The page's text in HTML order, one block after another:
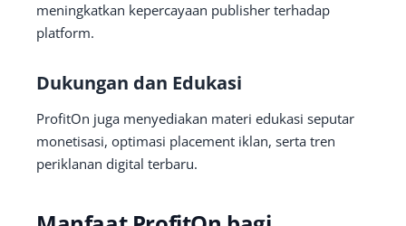
meningkatkan kepercayaan publisher terhadap
platform.
Dukungan dan Edukasi
ProfitOn juga menyediakan materi edukasi seputar
monetisasi, optimasi placement iklan, serta tren
periklanan digital terbaru.